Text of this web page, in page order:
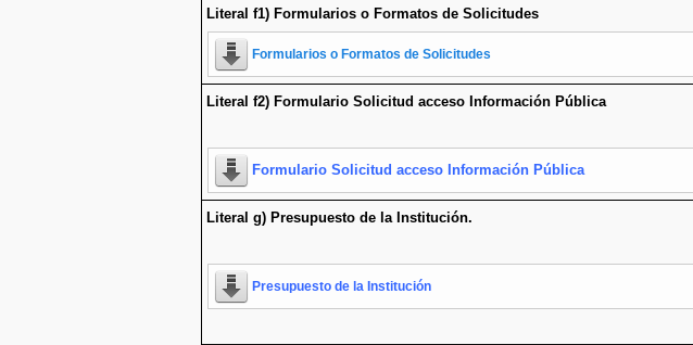
Literal f1) Formularios o Formatos de Solicitudes
Formularios o Formatos de Solicitudes
Literal f2) Formulario Solicitud acceso Información Pública
Formulario Solicitud acceso Información Pública
Literal g) Presupuesto de la Institución.
Presupuesto de la Institución